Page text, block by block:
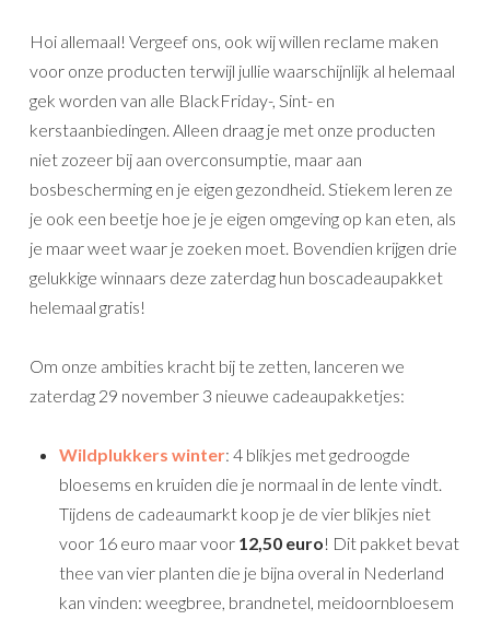
Hoi allemaal! Vergeef ons, ook wij willen reclame maken
voor onze producten terwijl jullie waarschijnlijk al helemaal
gek worden van alle BlackFriday-, Sint- en
kerstaanbiedingen. Alleen draag je met onze producten
niet zozeer bij aan overconsumptie, maar aan
bosbescherming en je eigen gezondheid. Stiekem leren ze
je ook een beetje hoe je je eigen omgeving op kan eten, als
je maar weet waar je zoeken moet. Bovendien krijgen drie
gelukkige winnaars deze zaterdag hun boscadeaupakket
helemaal gratis!
Om onze ambities kracht bij te zetten, lanceren we
zaterdag 29 november 3 nieuwe cadeaupakketjes:
Wildplukkers winter: 4 blikjes met gedroogde
bloesems en kruiden die je normaal in de lente vindt.
Tijdens de cadeaumarkt koop je de vier blikjes niet
voor 16 euro maar voor 12,50 euro! Dit pakket bevat
thee van vier planten die je bijna overal in Nederland
kan vinden: weegbree, brandnetel, meidoornbloesem